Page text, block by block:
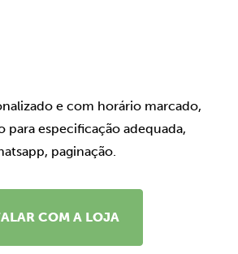
e com horário marcado,
para especificação adequada,
paginação.
COM A LOJA